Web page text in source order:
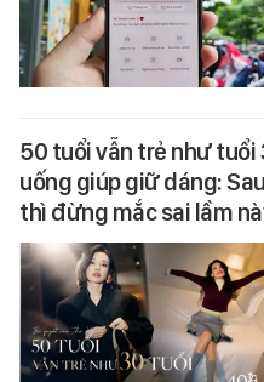
50 tuổi vẫn trẻ như tuổi
uống giúp giữ dáng:
thì đừng mắc sai lầm